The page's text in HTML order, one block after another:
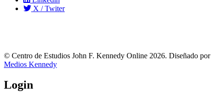
X / Twiter
© Centro de Estudios John F. Kennedy Online 2026. Diseñado por
Medios Kennedy
Login